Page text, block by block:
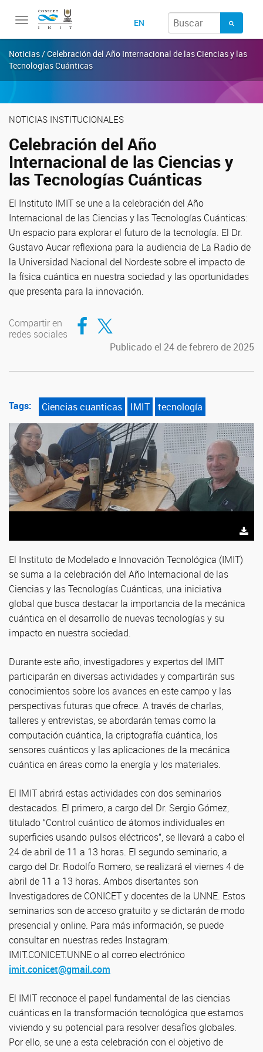
Toggle
EN
Noticias / Celebración del Año Internacional de las Ciencias y las
Tecnologías Cuánticas
NOTICIAS INSTITUCIONALES
Celebración del Año
Internacional de las Ciencias y
las Tecnologías Cuánticas
El Instituto IMIT se une a la celebración del Año
Internacional de las Ciencias y las Tecnologías Cuánticas:
Un espacio para explorar el futuro de la tecnología. El Dr.
Gustavo Aucar reflexiona para la audiencia de La Radio de
la Universidad Nacional del Nordeste sobre el impacto de
la física cuántica en nuestra sociedad y las oportunidades
que presenta para la innovación.
Compartir en
redes sociales
Compartir en Facebook
Compartir en Twitter
Publicado el 24 de febrero de 2025
Tags: Ciencias cuanticas IMIT tecnología
El Instituto de Modelado e Innovación Tecnológica (IMIT)
se suma a la celebración del Año Internacional de las
Ciencias y las Tecnologías Cuánticas, una iniciativa
global que busca destacar la importancia de la mecánica
cuántica en el desarrollo de nuevas tecnologías y su
impacto en nuestra sociedad.
Durante este año, investigadores y expertos del IMIT
participarán en diversas actividades y compartirán sus
conocimientos sobre los avances en este campo y las
perspectivas futuras que ofrece. A través de charlas,
talleres y entrevistas, se abordarán temas como la
computación cuántica, la criptografía cuántica, los
sensores cuánticos y las aplicaciones de la mecánica
cuántica en áreas como la energía y los materiales.
El IMIT abrirá estas actividades con dos seminarios
destacados. El primero, a cargo del Dr. Sergio Gómez,
titulado “Control cuántico de átomos individuales en
superficies usando pulsos eléctricos”, se llevará a cabo el
24 de abril de 11 a 13 horas. El segundo seminario, a
cargo del Dr. Rodolfo Romero, se realizará el viernes 4 de
abril de 11 a 13 horas. Ambos disertantes son
Investigadores de CONICET y docentes de la UNNE. Estos
seminarios son de acceso gratuito y se dictarán de modo
presencial y online. Para más información, se puede
consultar en nuestras redes Instagram:
IMIT.CONICET.UNNE o al correo electrónico
imit.conicet@gmail.com
El IMIT reconoce el papel fundamental de las ciencias
cuánticas en la transformación tecnológica que estamos
viviendo y su potencial para resolver desafíos globales.
Por ello, se une a esta celebración con el objetivo de